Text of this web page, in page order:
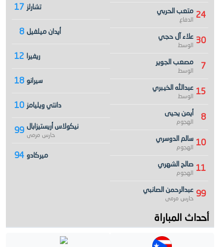
17 تشارلز
8 أيدان ميلفيل
12 ريفيرا
18 سيرانو
10 دانتي ويليامز
99 نيكولاس أريستيزابال
حارس مرمى
94 ميركادو
24 متعب الحربي
الدفاع
30 علاء آل حجي
الوسط
7 مصعب الجوير
الوسط
15 عبدالله الخيبري
الوسط
8 أيمن يحيى
الهجوم
10 سالم الدوسري
الهجوم
11 صالح الشهري
الهجوم
99 عبدالرحمن الصانبي
حارس مرمى
أحداث المباراة